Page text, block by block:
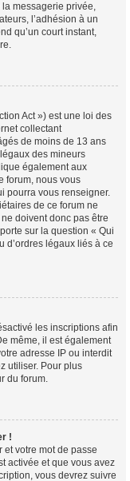
la messagerie privée,
l’adhésion à un
qu’un court instant,
Act ») est une loi des
collectant
de moins de 13 ans
des mineurs
également aux
forum, nous vous
pourra vous renseigner.
de ce forum ne
doivent donc pas être
sur la question « Qui
d’ordres légaux liés à ce
les inscriptions afin
même, il est également
adresse IP ou interdit
utiliser. Pour plus
du forum.
!
et votre mot de passe
activée et que vous avez
vous devrez suivre